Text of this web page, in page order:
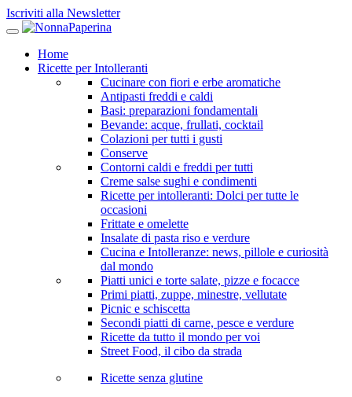
Iscriviti alla Newsletter
Home
Ricette per Intolleranti
Cucinare con fiori e erbe aromatiche
Antipasti freddi e caldi
Basi: preparazioni fondamentali
Bevande: acque, frullati, cocktail
Colazioni per tutti i gusti
Conserve
Contorni caldi e freddi per tutti
Creme salse sughi e condimenti
Ricette per intolleranti: Dolci per tutte le
occasioni
Frittate e omelette
Insalate di pasta riso e verdure
Cucina e Intolleranze: news, pillole e curiosità
dal mondo
Piatti unici e torte salate, pizze e focacce
Primi piatti, zuppe, minestre, vellutate
Picnic e schiscetta
Secondi piatti di carne, pesce e verdure
Ricette da tutto il mondo per voi
Street Food, il cibo da strada
Ricette senza glutine